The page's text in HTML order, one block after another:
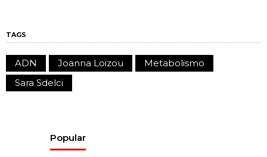
TAGS
ADN Joanna Loizou
Metabolismo
Sara Sdelci
Popular